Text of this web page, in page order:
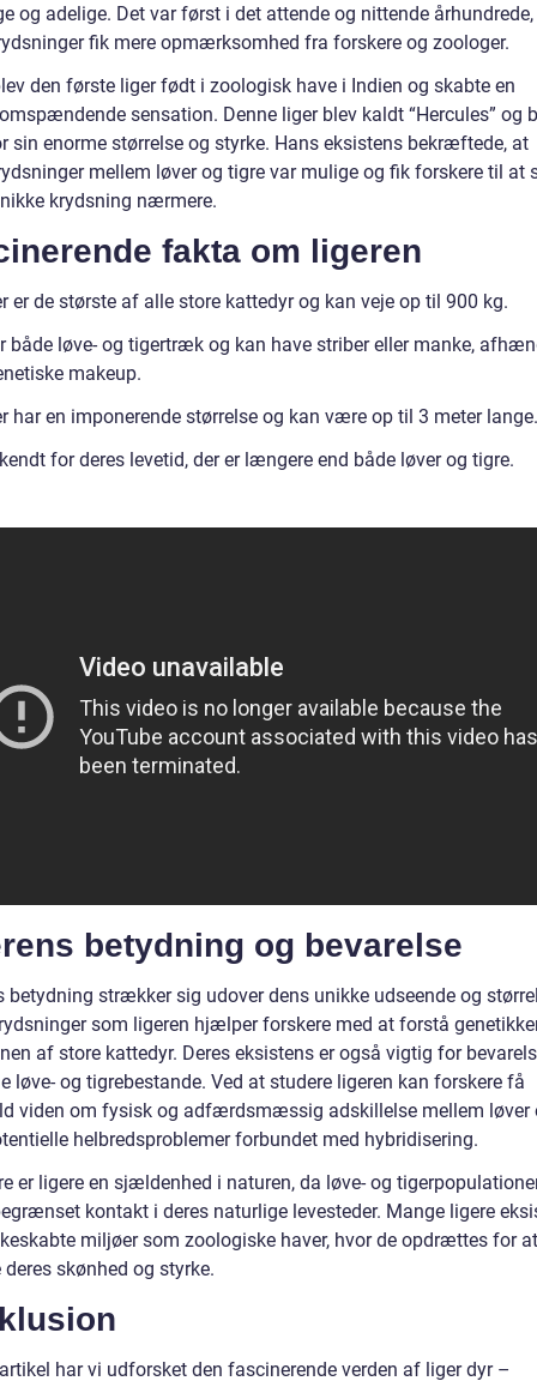
og adelige. Det var først i det attende og nittende
fik mere opmærksomhed fra forskere og zoologer.
den første liger født i zoologisk have i Indien og skabte en
sensation. Denne liger blev kaldt “Hercules” og
sin enorme størrelse og styrke. Hans eksistens bekræftede, at
mellem løver og tigre var mulige og fik forskere til at
krydsning nærmere.
fakta om ligeren
er de største af alle store kattedyr og kan veje op til 900 kg.
både løve- og tigertræk og kan have striber eller manke,
makeup.
har en imponerende størrelse og kan være op til 3 meter lange.
for deres levetid, der er længere end både løver og tigre.
betydning og bevarelse
betydning strækker sig udover dens unikke udseende og
som ligeren hjælper forskere med at forstå
af store kattedyr. Deres eksistens er også vigtig for
løve- og tigrebestande. Ved at studere ligeren kan forskere få
viden om fysisk og adfærdsmæssig adskillelse mellem løver
helbredsproblemer forbundet med hybridisering.
er ligere en sjældenhed i naturen, da løve- og
kontakt i deres naturlige levesteder. Mange ligere
miljøer som zoologiske haver, hvor de opdrættes for at
deres skønhed og styrke.
har vi udforsket den fascinerende verden af liger dyr –